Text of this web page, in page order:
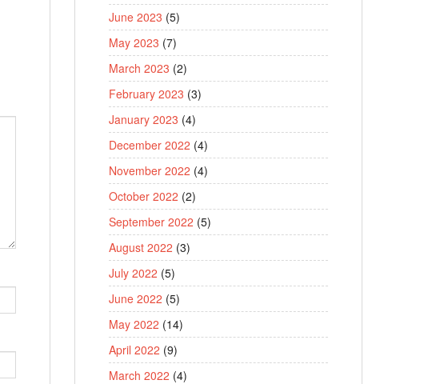
June 2023 (5)
May 2023 (7)
March 2023 (2)
February 2023 (3)
January 2023 (4)
December 2022 (4)
November 2022 (4)
October 2022 (2)
September 2022 (5)
August 2022 (3)
July 2022 (5)
June 2022 (5)
May 2022 (14)
April 2022 (9)
March 2022 (4)